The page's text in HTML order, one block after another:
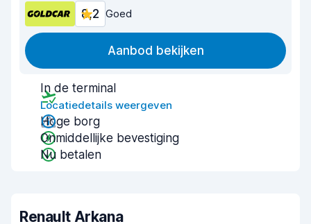
8,2 Goed
Aanbod bekijken
In de terminal
Locatiedetails weergeven
Hoge borg
Onmiddellijke bevestiging
Nu betalen
Renault Arkana